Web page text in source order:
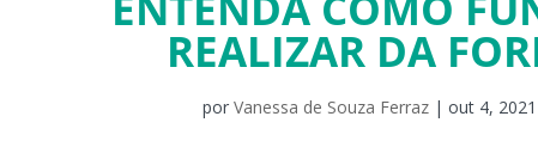
REALIZAR DA
por Vanessa de Souza Ferraz| out 4, 2021